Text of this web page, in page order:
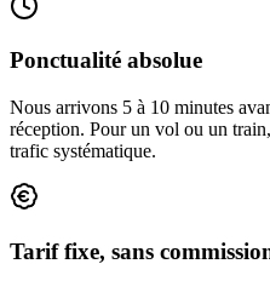
Ponctualité absolue
Nous arrivons 5 à 10 minutes
réception. Pour un vol ou un
trafic systématique.
Tarif fixe, sans